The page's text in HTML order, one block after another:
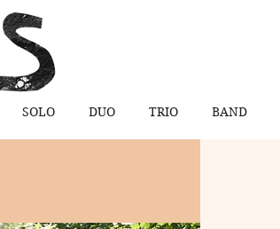
SOLO DUO TRIO BAND